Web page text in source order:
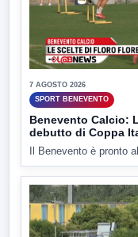
7 AGOSTO 2026
SPORT BENEVENTO
Benevento Calcio:
debutto di Coppa
Il Benevento è pronto